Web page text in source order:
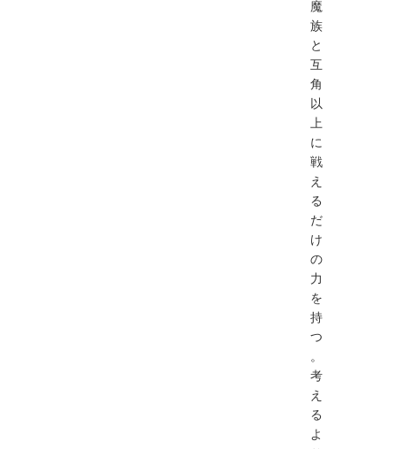
魔
族
と
互
角
以
上
に
戦
え
る
だ
け
の
力
を
持
つ
。
考
え
る
よ